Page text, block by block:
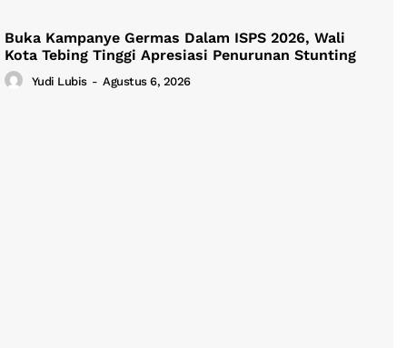
Buka Kampanye Germas Dalam ISPS 2026, Wali
Kota Tebing Tinggi Apresiasi Penurunan Stunting
Yudi Lubis - Agustus 6, 2026